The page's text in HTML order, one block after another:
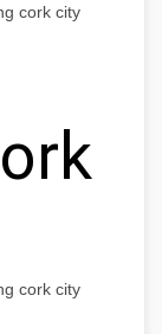
cork city
cork city